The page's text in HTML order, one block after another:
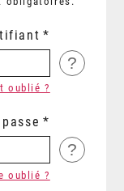
?
oublié ?
?
oublié ?